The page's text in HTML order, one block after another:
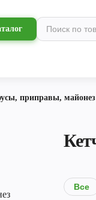
приправы, майонез
Все